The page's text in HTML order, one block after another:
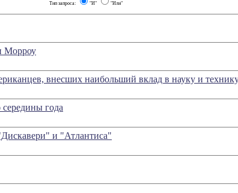
Тип запроса: "И" "Или"
Морроу
внесших наибольший вклад в науку и
середины года
и "Атлантиса"